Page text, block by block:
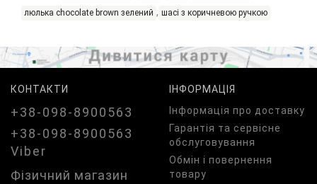
люлька chocolate brown зелений , шасі з коричневою ручкою
КОНТАКТИ
+38-098-8900563
+38-098-8900563
Viber
Фізичний магазин
ІНФОРМАЦІЯ
Iнформація про доставку
Гарантія та сервісне
обслуговування
Обмін і повернення
товару